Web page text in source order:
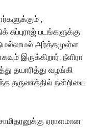
,
சுப்புராஜ் படங்களுக்கு
அர்த்தமுள்ள
இருக்கிறார். நீளிரா
தயாரித்து வழங்கி
தருணத்தில் நன்றியை
ஏராளமான